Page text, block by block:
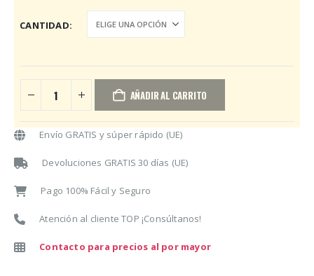
CANTIDAD
AÑADIR AL CARRITO
Envío GRATIS y súper rápido (UE)
Devoluciones GRATIS 30 días (UE)
Pago 100% Fácil y Seguro
Atención al cliente TOP ¡Consúltanos!
Contacto para precios al por mayor